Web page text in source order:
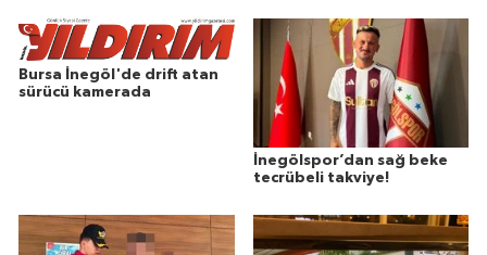
Bursa İnegöl'de drift atan
sürücü kamerada
İnegölspor’dan sağ beke
tecrübeli takviye!